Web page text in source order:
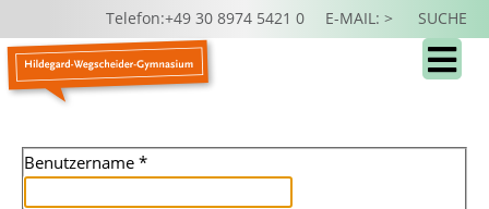
Telefon:+49 30 8974 5421 0 E-MAIL: > SUCHE
Benutzername *